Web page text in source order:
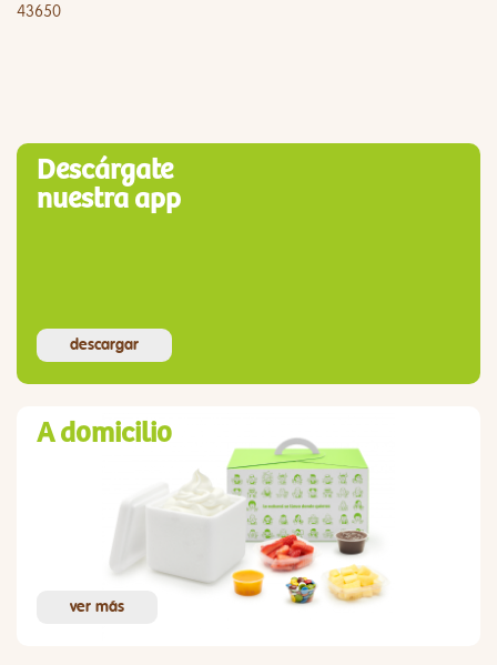
43650
Descárgate
nuestra app
descargar
A domicilio
ver más